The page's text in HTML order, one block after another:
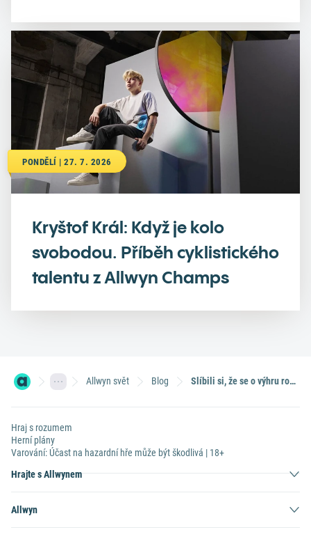
PONDĚLÍ | 27. 7. 2026
Kryštof Král: Když je kolo
svobodou. Příběh cyklistického
talentu z Allwyn Champs
Allwyn svět Blog Slíbili si, že se o výhru rozdělí. Teď je každý z nich bohatší o víc než 17 milionů
Hraj s rozumem
Herní plány
Varování: Účast na hazardní hře může být škodlivá | 18+
Hrajte s Allwynem
Allwyn